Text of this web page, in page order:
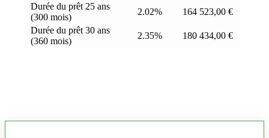
Durée du prêt 25 ans
(300 mois)
2.02%
164 523,00 €
Durée du prêt 30 ans
(360 mois)
2.35% 180 434,00 €